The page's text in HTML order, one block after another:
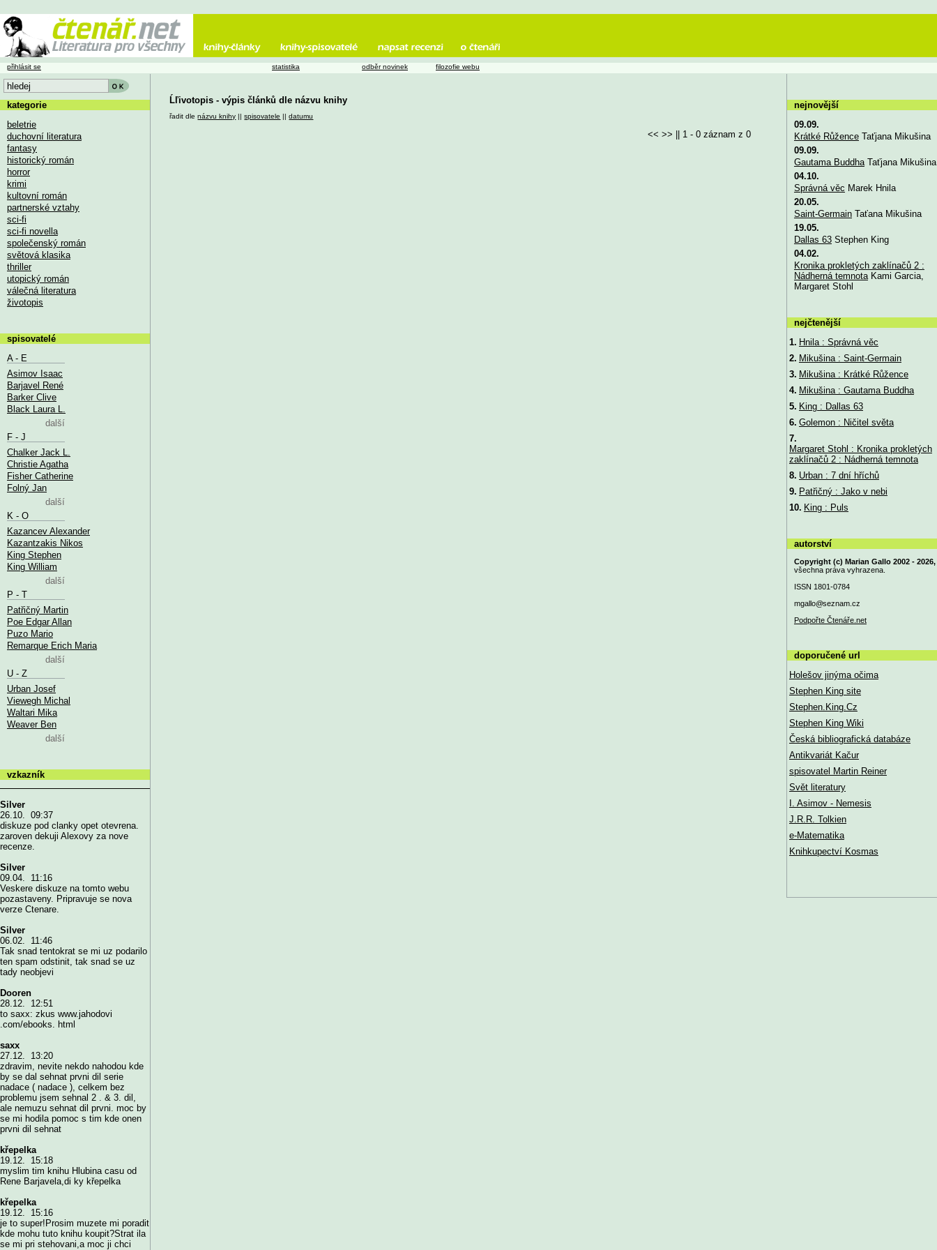
Ĺľivotopis - výpis článků dle názvu knihy
řadit dlenázvu knihy ||spisovatele ||datumu
<< >> || 1 - 0 záznam z 0
přihlásit se statistika odběr novinek filozofie webu
kategorie
beletrie
duchovní literatura
fantasy
historický román
horror
krimi
kultovní román
partnerské vztahy
sci-fi
sci-fi novella
společenský román
světová klasika
thriller
utopický román
válečná literatura
životopis
spisovatelé
A - E
Asimov Isaac
Barjavel René
Barker Clive
Black Laura L.
další
F - J
Chalker Jack L.
Christie Agatha
Fisher Catherine
Folný Jan
další
K - O
Kazancev Alexander
Kazantzakis Nikos
King Stephen
King William
další
P - T
Patřičný Martin
Poe Edgar Allan
Puzo Mario
Remarque Erich Maria
další
U - Z
Urban Josef
Viewegh Michal
Waltari Mika
Weaver Ben
další
vzkazník
Silver
26.10. 09:37
diskuze pod clanky opet otevrena.
zaroven dekuji Alexovy za nove
recenze.
Silver
09.04. 11:16
Veskere diskuze na tomto webu
pozastaveny. Pripravuje se nova
verze Ctenare.
Silver
06.02. 11:46
Tak snad tentokrat se mi uz podarilo
ten spam odstinit, tak snad se uz
tady neobjevi
Dooren
28.12. 12:51
to saxx: zkus www.jahodovi
.com/ebooks. html
saxx
27.12. 13:20
zdravim, nevite nekdo nahodou kde
by se dal sehnat prvni dil serie
nadace ( nadace ), celkem bez
problemu jsem sehnal 2 . & 3. dil,
ale nemuzu sehnat dil prvni. moc by
se mi hodila pomoc s tim kde onen
prvni dil sehnat
křepelka
19.12. 15:18
myslim tim knihu Hlubina casu od
Rene Barjavela,di ky křepelka
křepelka
19.12. 15:16
je to super!Prosim muzete mi poradit
kde mohu tuto knihu koupit?Strat ila
se mi pri stehovani,a moc ji chci
nejnovější
09.09.
Krátké RůženceTaťjana Mikušina
09.09.
Gautama BuddhaTaťjana Mikušina
04.10.
Správná věc Marek Hnila
20.05.
Saint-GermainTaťana Mikušina
19.05.
Dallas 63Stephen King
04.02.
Kronika prokletých zaklínačů 2 :
Nádherná temnotaKami Garcia,
Margaret Stohl
nejčtenější
1. Hnila : Správná věc
2. Mikušina : Saint-Germain
3. Mikušina : Krátké Růžence
4. Mikušina : Gautama Buddha
5. King : Dallas 63
6. Golemon : Ničitel světa
7.
Margaret Stohl : Kronika prokletých
zaklínačů 2 : Nádherná temnota
8. Urban : 7 dní hříchů
9. Patřičný : Jako v nebi
10. King : Puls
autorství
Copyright (c) Marian Gallo 2002 - 2026,
všechna práva vyhrazena.
ISSN 1801-0784
mgallo@seznam.cz
Podpořte Čtenáře.net
doporučené url
Holešov jinýma očima
Stephen King site
Stephen.King.Cz
Stephen King Wiki
Česká bibliografická databáze
Antikvariát Kačur
spisovatel Martin Reiner
Svět literatury
I. Asimov - Nemesis
J.R.R. Tolkien
e-Matematika
Knihkupectví Kosmas